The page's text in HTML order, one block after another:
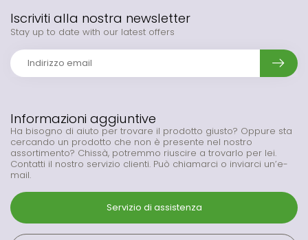
Informazioni aggiuntive
Ha bisogno di aiuto per trovare il prodotto giusto? Oppure sta
cercando un prodotto che non è presente nel nostro
assortimento? Chissà, potremmo riuscire a trovarlo per lei.
Contatti il nostro servizio clienti. Può chiamarci o inviarci un’e-
mail.
Servizio di assistenza
Iscriviti alla nostra newsletter
Stay up to date with our latest offers